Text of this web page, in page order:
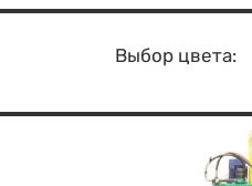
Выбор цвета: